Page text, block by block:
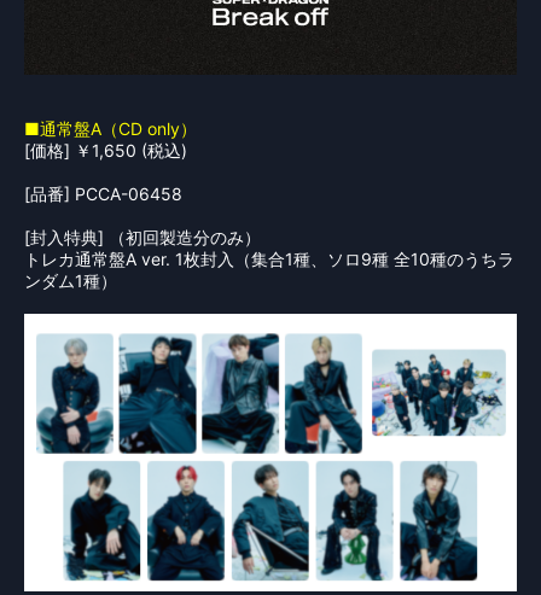
■通常盤A（CD only）
[価格] ￥1,650 (税込)
[品番] PCCA-06458
[封入特典] （初回製造分のみ）
トレカ通常盤A ver. 1枚封入（集合1種、ソロ9種 全10種のうちラ
ンダム1種）